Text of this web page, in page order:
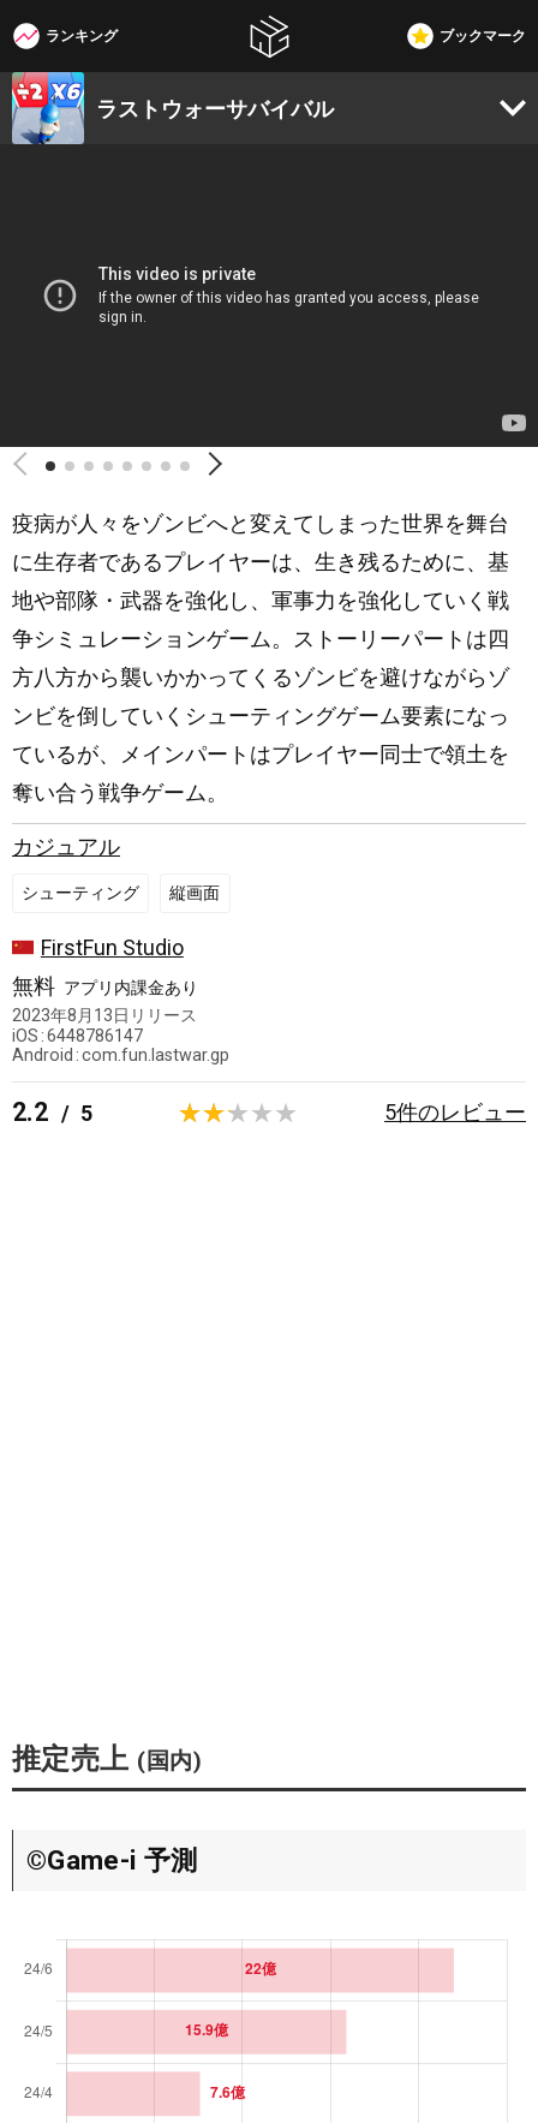
W3G
ランキング ブックマーク
ラストウォーサバイバル
疫病が人々をゾンビへと変えてしまった世界を舞台
に生存者であるプレイヤーは、生き残るために、基
地や部隊・武器を強化し、軍事力を強化していく戦
争シミュレーションゲーム。ストーリーパートは四
方八方から襲いかかってくるゾンビを避けながらゾ
ンビを倒していくシューティングゲーム要素になっ
ているが、メインパートはプレイヤー同士で領土を
奪い合う戦争ゲーム。
カジュアル
シューティング 縦画面
中
国
FirstFun Studio
無料 アプリ内課金あり
2023年8月13日 リリース
iOS 6448786147
Android com.fun.lastwar.gp
2.2 / 5 5件のレビュー
推定売上 (国内)
©Game-i 予測